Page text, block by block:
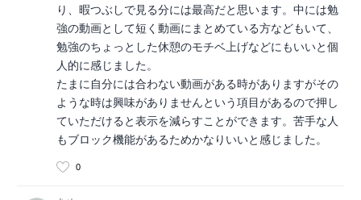
り、暇つぶしで見る分には最高だと思います。中には勉
強の動画として短く動画にまとめている方などもいて、
勉強のちょっとした休憩のモチベ上げなどにもいいと個
人的に感じました。
たまに自分には合わない動画がある時がありますがその
ような時は興味がありませんという項目があるので押し
ていただけると表示を減らすことができます。苦手な人
もブロック機能があるためかなりいいと感じました。
0